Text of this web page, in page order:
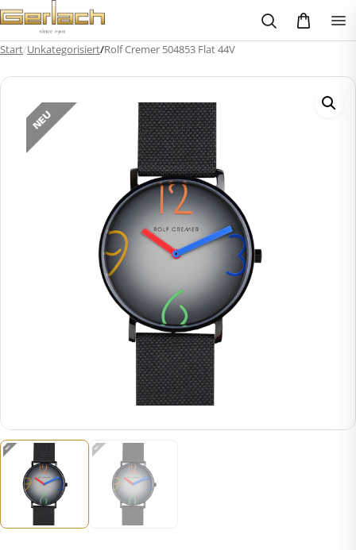
Zum
Inhalt
springen
Start/Unkategorisiert/Rolf Cremer 504853 Flat 44V